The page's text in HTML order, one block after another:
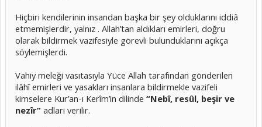
Hiçbiri kendilerinin insandan başka bir şey olduklarını iddiâ
etmemişlerdir, yalnız . Allah’tan aldıkları emirleri, doğru
olarak bildirmek vazifesiyle görevli bulunduklarını açıkça
söylemişlerdi.
Vahiy meleği vasıtasıyla Yüce Allah tarafından gönderilen
ilâhî emirleri ve yasakları insanlara bildirmekle vazifeli
kimselere Kur’an-ı Kerîm’in dilinde “Nebî, resûl, beşir ve
nezîr” adlari verilir.